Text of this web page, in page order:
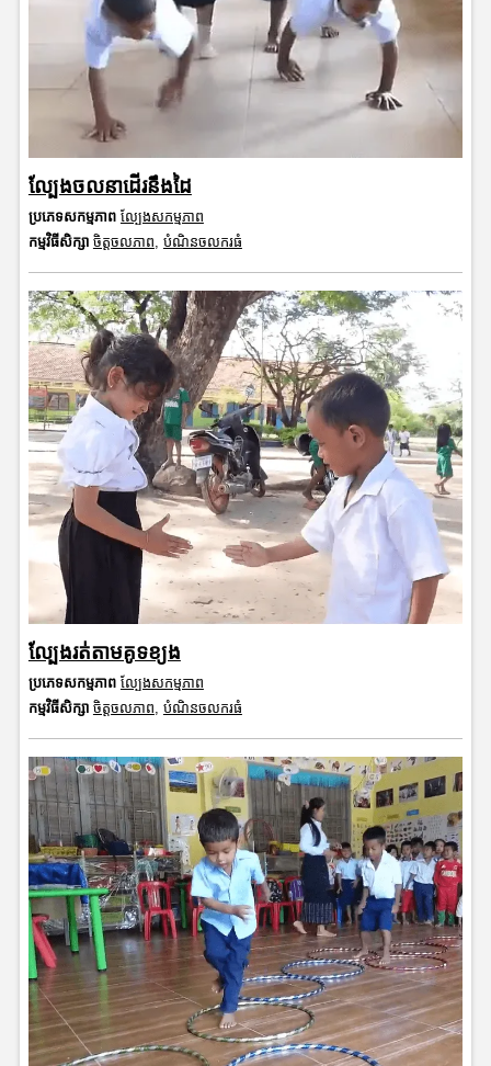
ល្បែងចលនាដើរនឹងដៃ
ប្រភេទសកម្មភាព ល្បែងសកម្មភាព
កម្មវិធីសិក្សា ចិត្តចលភាព, បំណិនចលករធំ
ល្បែងរត់តាមគូទខ្យង
ប្រភេទសកម្មភាព ល្បែងសកម្មភាព
កម្មវិធីសិក្សា ចិត្តចលភាព បំណិនចលករធំ